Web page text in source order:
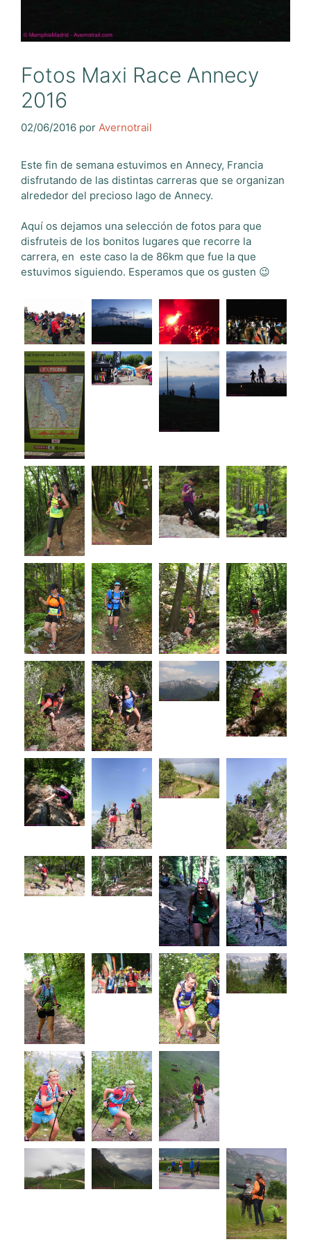
Fotos Maxi Race Annecy
2016
02/06/2016 por Avernotrail
Este fin de semana estuvimos en Annecy, Francia
disfrutando de las distintas carreras que se organizan
alrededor del precioso lago de Annecy.
Aquí os dejamos una selección de fotos para que
disfruteis de los bonitos lugares que recorre la
carrera, en este caso la de 86km que fue la que
estuvimos siguiendo. Esperamos que os gusten 😉